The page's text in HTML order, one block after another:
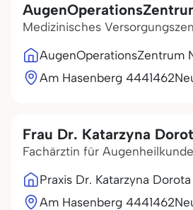
Medizinisches
AugenOperationsZentrum
Am Hasenberg 4441462
Frau Dr. Katarzyna
Fachärztin für Augenheilkunde
Praxis Dr. Katarzyna
Am Hasenberg 4441462